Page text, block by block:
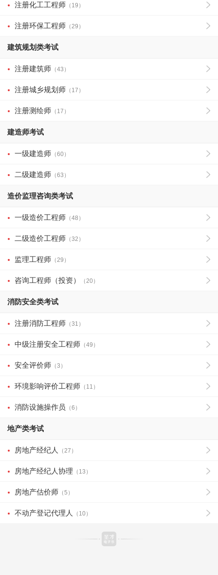
注册化工工程师 （19）
注册环保工程师 （29）
建筑规划类考试
注册建筑师 （43）
注册城乡规划师 （17）
注册测绘师 （17）
建造师考试
一级建造师 （60）
二级建造师 （63）
造价监理咨询类考试
一级造价工程师 （48）
二级造价工程师 （32）
监理工程师 （29）
咨询工程师（投资） （20）
消防安全类考试
注册消防工程师 （31）
中级注册安全工程师 （49）
安全评价师 （3）
环境影响评价工程师 （11）
消防设施操作员 （6）
地产类考试
房地产经纪人 （27）
房地产经纪人协理 （13）
房地产估价师 （5）
不动产登记代理人 （10）